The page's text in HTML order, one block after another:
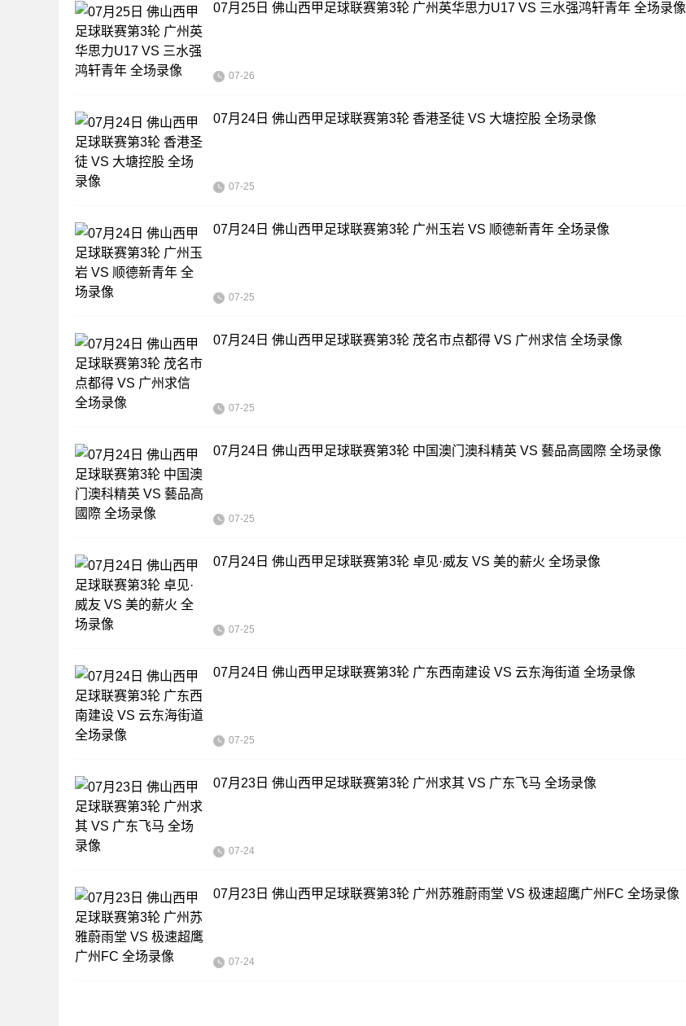
07月25日 佛山西甲足球联赛第3轮 广州英华思力U17 VS 三水强鸿轩青年 全场录像
07-26
07月24日 佛山西甲足球联赛第3轮 香港圣徒 VS 大塘控股 全场录像
07-25
07月24日 佛山西甲足球联赛第3轮 广州玉岩 VS 顺德新青年 全场录像
07-25
07月24日 佛山西甲足球联赛第3轮 茂名市点都得 VS 广州求信 全场录像
07-25
07月24日 佛山西甲足球联赛第3轮 中国澳门澳科精英 VS 藝品高國際 全场录像
07-25
07月24日 佛山西甲足球联赛第3轮 卓见·威友 VS 美的薪火 全场录像
07-25
07月24日 佛山西甲足球联赛第3轮 广东西南建设 VS 云东海街道 全场录像
07-25
07月23日 佛山西甲足球联赛第3轮 广州求其 VS 广东飞马 全场录像
07-24
07月23日 佛山西甲足球联赛第3轮 广州苏雅蔚雨堂 VS 极速超鹰广州FC 全场录像
07-24